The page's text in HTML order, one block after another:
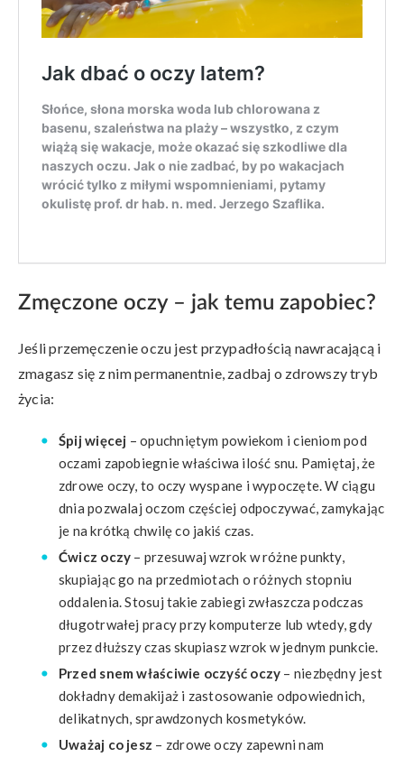
Zmęczone oczy – jak temu zapobiec?
Jeśli przemęczenie oczu jest przypadłością nawracającą i
zmagasz się z nim permanentnie, zadbaj o zdrowszy tryb
życia:
Śpij więcej – opuchniętym powiekom i cieniom pod
oczami zapobiegnie właściwa ilość snu. Pamiętaj, że
zdrowe oczy, to oczy wyspane i wypoczęte. W ciągu
dnia pozwalaj oczom częściej odpoczywać, zamykając
je na krótką chwilę co jakiś czas.
Ćwicz oczy – przesuwaj wzrok w różne punkty,
skupiając go na przedmiotach o różnych stopniu
oddalenia. Stosuj takie zabiegi zwłaszcza podczas
długotrwałej pracy przy komputerze lub wtedy, gdy
przez dłuższy czas skupiasz wzrok w jednym punkcie.
Przed snem właściwie oczyść oczy – niezbędny jest
dokładny demakijaż i zastosowanie odpowiednich,
delikatnych, sprawdzonych kosmetyków.
Uważaj co jesz – zdrowe oczy zapewni nam